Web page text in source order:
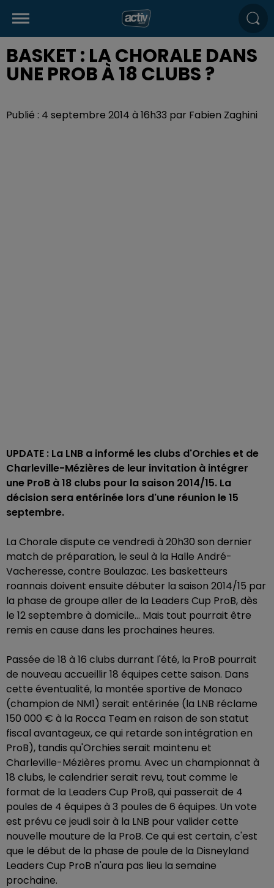
BASKET : LA CHORALE DANS
UNE PROB À 18 CLUBS ?
Publié : 4 septembre 2014 à 16h33 par Fabien Zaghini
UPDATE : La LNB a informé les clubs d'Orchies et de
Charleville-Mézières de leur invitation à intégrer
une ProB à 18 clubs pour la saison 2014/15. La
décision sera entérinée lors d'une réunion le 15
septembre.
La Chorale dispute ce vendredi à 20h30 son dernier
match de préparation, le seul à la Halle André-
Vacheresse, contre Boulazac. Les basketteurs
roannais doivent ensuite débuter la saison 2014/15 par
la phase de groupe aller de la Leaders Cup ProB, dès
le 12 septembre à domicile... Mais tout pourrait être
remis en cause dans les prochaines heures.
Passée de 18 à 16 clubs durrant l'été, la ProB pourrait
de nouveau accueillir 18 équipes cette saison. Dans
cette éventualité, la montée sportive de Monaco
(champion de NM1) serait entérinée (la LNB réclame
150 000 € à la Rocca Team en raison de son statut
fiscal avantageux, ce qui retarde son intégration en
ProB), tandis qu'Orchies serait maintenu et
Charleville-Mézières promu. Avec un championnat à
18 clubs, le calendrier serait revu, tout comme le
format de la Leaders Cup ProB, qui passerait de 4
poules de 4 équipes à 3 poules de 6 équipes. Un vote
est prévu ce jeudi soir à la LNB pour valider cette
nouvelle mouture de la ProB. Ce qui est certain, c'est
que le début de la phase de poule de la Disneyland
Leaders Cup ProB n'aura pas lieu la semaine
prochaine.